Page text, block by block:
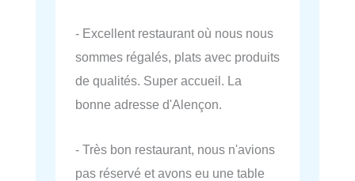
- Excellent restaurant où nous nous
sommes régalés, plats avec produits
de qualités. Super accueil. La
bonne adresse d'Alençon.
- Très bon restaurant, nous n'avions
pas réservé et avons eu une table